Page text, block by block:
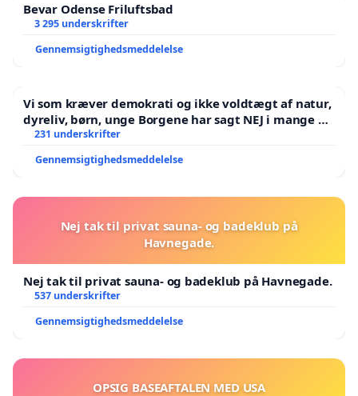
Bevar Odense Friluftsbad
3 295 underskrifter
Gennemsigtighedsmeddelelse
Vi som kræver demokrati og ikke voldtægt af natur,
dyreliv, børn, unge Borgene har sagt NEJ i mange år.
Der er
231 underskrifter
Gennemsigtighedsmeddelelse
Nej tak til privat sauna- og badeklub på
Havnegade.
Nej tak til privat sauna- og badeklub på Havnegade.
537 underskrifter
Gennemsigtighedsmeddelelse
OPSIG BASEAFTALEN MED USA